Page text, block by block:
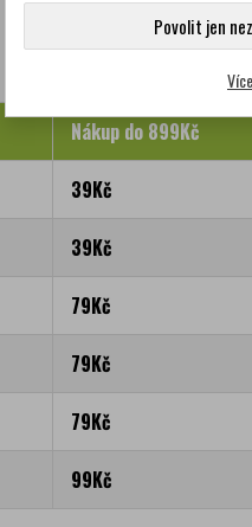
Nákup do 899Kč
39Kč
39Kč
79Kč
79Kč
79Kč
99Kč
Povolit jen